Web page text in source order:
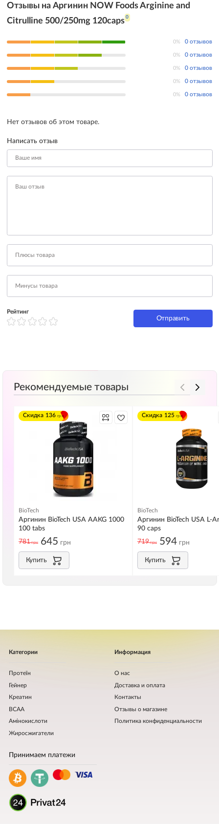
Отзывы на Аргинин NOW Foods Arginine and
Citrulline 500/250mg 120caps 0
0% 0 отзывов
0% 0 отзывов
0% 0 отзывов
0% 0 отзывов
0% 0 отзывов
Нет отзывов об этом товаре.
Написать отзыв
Рейтинг
Отправить
Рекомендуемые товары
Скидка 136 грн
BioTech
Аргинин BioTech USA AAKG 1000
100 tabs
781грн 645 грн
Купить
Скидка 125 грн
BioTech
Аргинин BioTech USA L-
90 caps
719грн 594грн
Купить
Категории
Протеїн
Гейнер
Креатин
BCAA
Амінокислоти
Жиросжигатели
Информация
О нас
Доставка и оплата
Контакты
Отзывы о магазине
Политика конфиденциальности
Принимаем платежи